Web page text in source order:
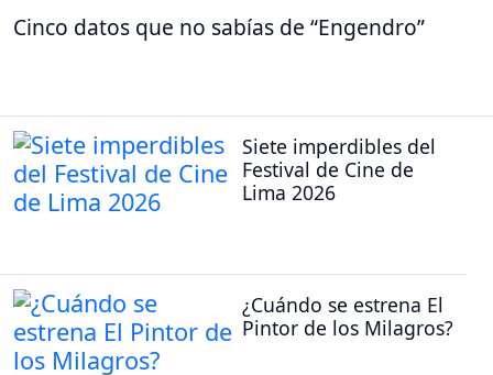
Cinco datos que no sabías de “Engendro”
Siete imperdibles del
Festival de Cine de
Lima 2026
¿Cuándo se estrena El
Pintor de los Milagros?